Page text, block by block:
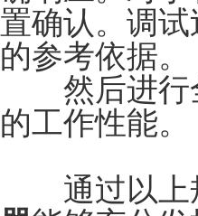
置确认。调
的参考依据。
然后进行全
的工作性能。
通过以上